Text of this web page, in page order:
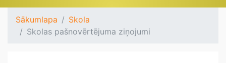
Sākumlapa
Skola
Skolas pašnovērtējuma ziņojumi